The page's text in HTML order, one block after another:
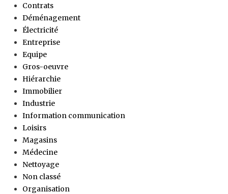
Contrats
Déménagement
Électricité
Entreprise
Equipe
Gros-oeuvre
Hiérarchie
Immobilier
Industrie
Information communication
Loisirs
Magasins
Médecine
Nettoyage
Non classé
Organisation